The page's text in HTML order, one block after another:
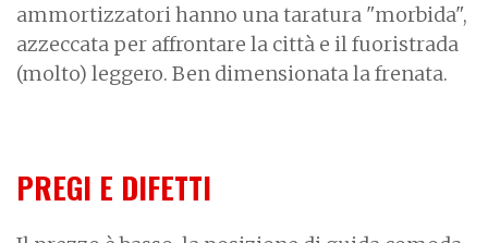
ammortizzatori hanno una taratura "morbida",
azzeccata per affrontare la città e il fuoristrada
(molto) leggero. Ben dimensionata la frenata.
PREGI E DIFETTI